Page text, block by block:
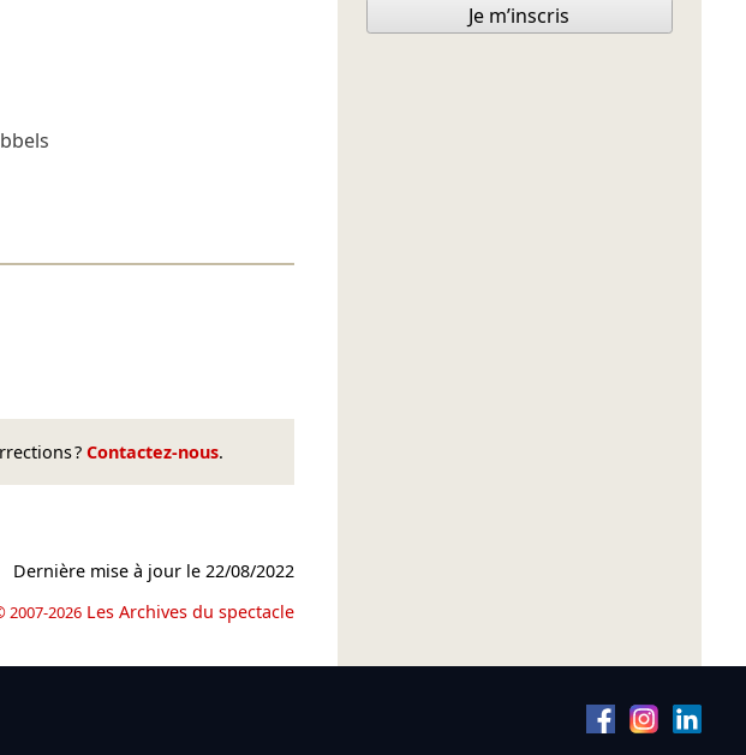
? Contactez-nous.
Dernière mise à jour le22/08/2022
2007-2026 Les Archives du spectacle
Je m’inscris